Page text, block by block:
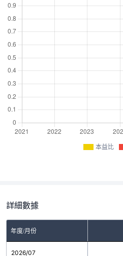
本益比
詳細數據
年度/月份
2026/07